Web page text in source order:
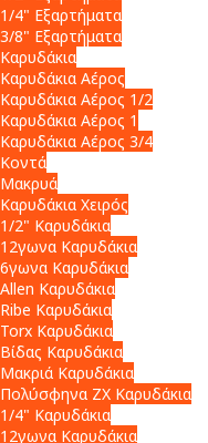
1/4" Εξαρτήματα
3/8" Εξαρτήματα
Καρυδάκια
Καρυδάκια Αέρος
Καρυδάκια Αέρος 1/2
Καρυδάκια Αέρος 1
Καρυδάκια Αέρος 3/4
Κοντά
Μακρυά
Καρυδάκια Χειρός
1/2" Καρυδάκια
12γωνα Καρυδάκια
6γωνα Καρυδάκια
Allen Καρυδάκια
Ribe Καρυδάκια
Torx Καρυδάκια
Βίδας Καρυδάκια
Μακριά Καρυδάκια
Πολύσφηνα ZX Καρυδάκια
1/4" Καρυδάκια
12γωνα Καρυδάκια